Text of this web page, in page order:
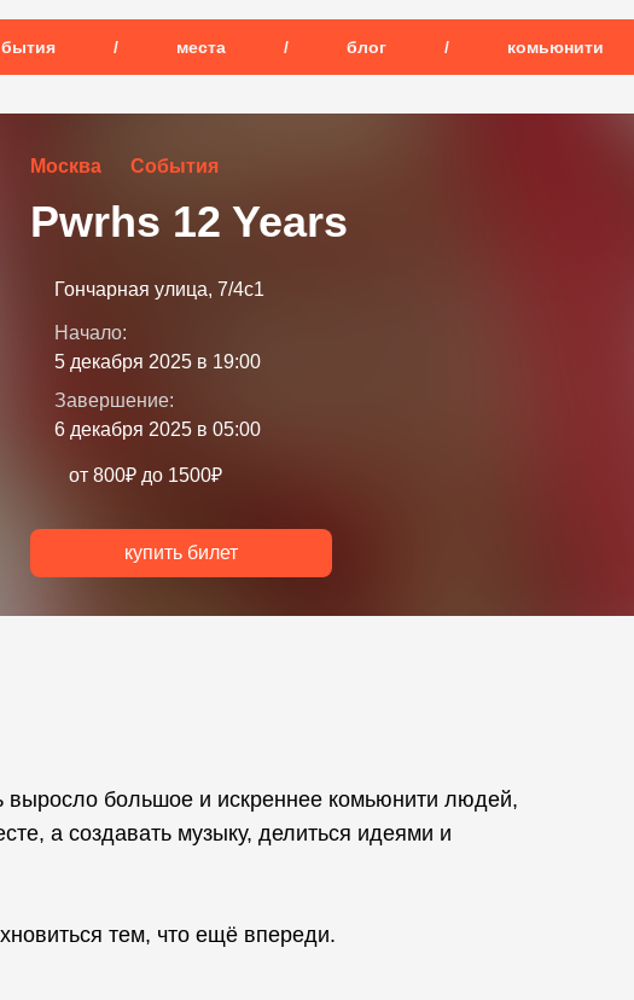
/ места / блог / комьюнити
Москва События
Pwrhs 12 Years
купить билет
Гончарная улица, 7/4с1
Начало:
5 декабря 2025 в 19:00
Завершение:
6 декабря 2025 в 05:00
от 800₽ до 1500₽
выросло большое и искреннее комьюнити людей,
а создавать музыку, делиться идеями и
тем, что ещё впереди.